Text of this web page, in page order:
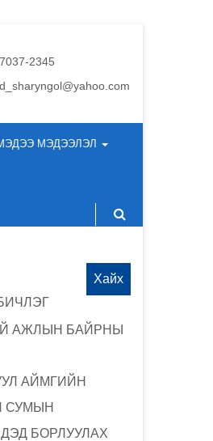
7037-2345
d_sharyngol@yahoo.com
МЭДЭЭЛЭЛ
АЖЛЫН БАЙРНЫ
АЙМГИЙН
СУМЫН
БОРЛУУЛАХ